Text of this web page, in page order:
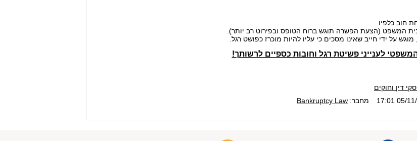
לענייני פשיטת רגל וחובות כספיים לרשותך!
דין וחוקים
מחבר: Bankruptcy Law
מחיקת חובות בהליך מהיר: בלי פשיטת
ר...